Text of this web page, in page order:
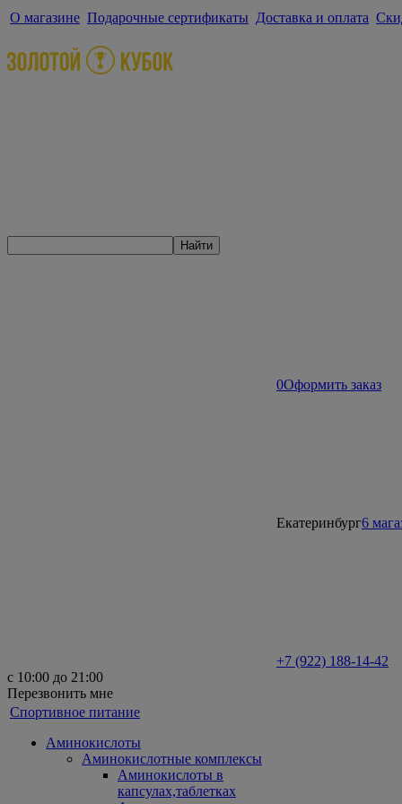
О магазине Подарочные сертификаты Доставка и оплата
Найти
0Оформить заказ
Екатеринбург6
+7 (922) 188-14-42
с 10:00 до 21:00
Перезвонить мне
Спортивное питание
Аминокислоты
Аминокислотные комплексы
Аминокислоты в
капсулах,таблетках